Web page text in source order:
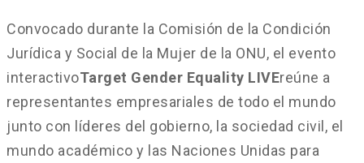
Convocado durante la Comisión de la Condición
Jurídica y Social de la Mujer de la ONU, el evento
interactivoTarget Gender Equality LIVEreúne a
representantes empresariales de todo el mundo
junto con líderes del gobierno, la sociedad civil, el
mundo académico y las Naciones Unidas para